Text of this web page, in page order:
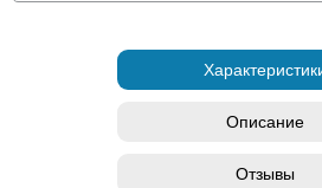
Описание
Отзывы